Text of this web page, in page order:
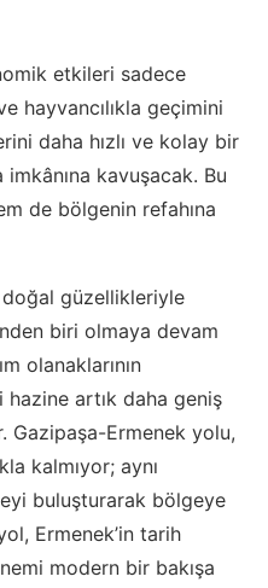
etkileri sadece
hayvancılıkla geçimini
daha hızlı ve kolay bir
kavuşacak. Bu
de bölgenin refahına
doğal güzellikleriyle
biri olmaya devam
olanaklarının
artık daha geniş
Ermenek yolu,
kalmıyor; aynı
buluşturarak bölgeye
Ermenek’in tarih
modern bir bakışa